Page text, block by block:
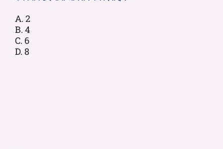
A. 2
B. 4
C. 6
D. 8